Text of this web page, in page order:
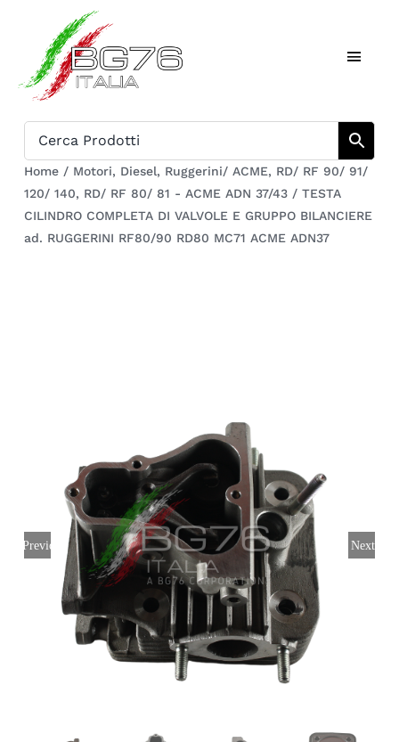
contenuto
Toggle
Catalogo
Chi siamo
Italiano
Home / Motori, Diesel, Ruggerini/ ACME, RD/ RF 90/ 91/
120/ 140, RD/ RF 80/ 81 - ACME ADN 37/43 / TESTA
CILINDRO COMPLETA DI VALVOLE E GRUPPO BILANCIERE
ad. RUGGERINI RF80/90 RD80 MC71 ACME ADN37
Previous Next